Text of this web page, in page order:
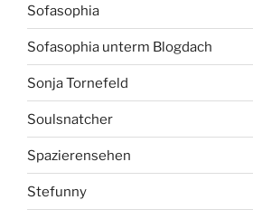
Sofasophia
Sofasophia unterm Blogdach
Sonja Tornefeld
Soulsnatcher
Spazierensehen
Stefunny